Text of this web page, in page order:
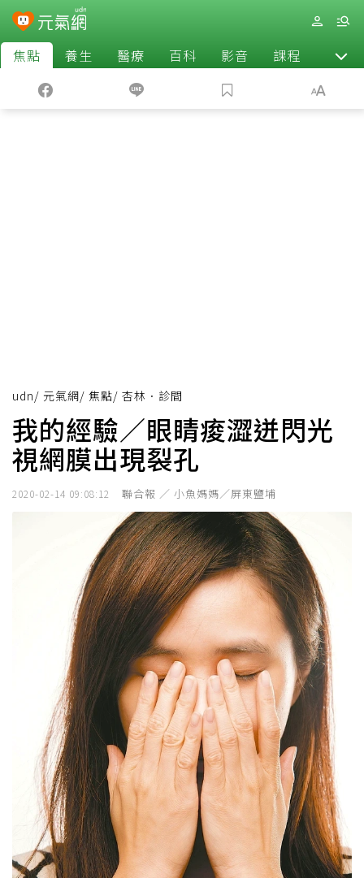
焦點 養生 醫療 百科 影音 課程 退休
udn/ 元氣網/ 焦點/ 杏林．診間
我的經驗／眼睛痠澀迸閃光
視網膜出現裂孔
2020-02-14 09:08:12 聯合報 ／ 小魚媽媽／屏東鹽埔